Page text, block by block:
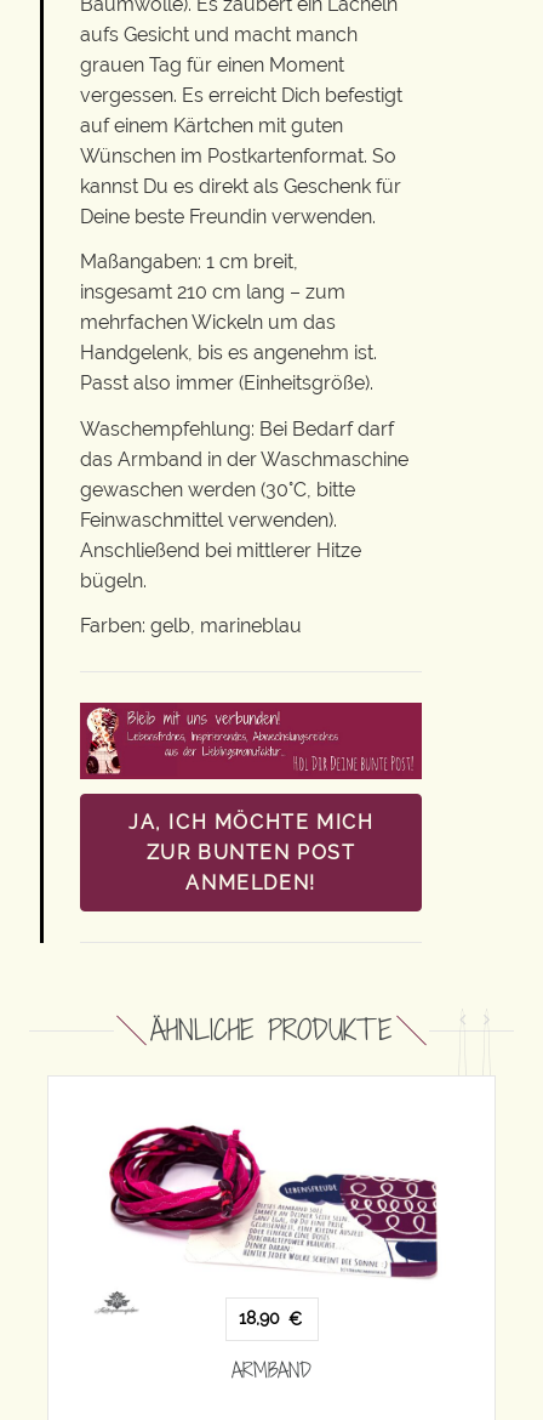
aufs Gesicht und macht manch
grauen Tag für einen Moment
vergessen. Es erreicht Dich befestigt
auf einem Kärtchen mit guten
Wünschen im Postkartenformat. So
kannst Du es direkt als Geschenk für
Deine beste Freundin verwenden.
Maßangaben: 1 cm breit,
insgesamt 210 cm lang – zum
mehrfachen Wickeln um das
Handgelenk, bis es angenehm ist.
Passt also immer (Einheitsgröße).
Waschempfehlung: Bei Bedarf darf
das Armband in der Waschmaschine
gewaschen werden (30°C, bitte
Feinwaschmittel verwenden).
Anschließend bei mittlerer Hitze
bügeln.
Farben: gelb, marineblau
JA, ICH MÖCHTE MICH
ZUR BUNTEN POST
ANMELDEN!
ÄHNLICHE PRODUKTE
18,90